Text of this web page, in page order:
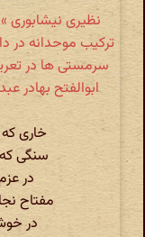
ترکیب موحدانه در
سرمستی ها در
ابوالفتح بهادر
خاری
سنگی
در
مفتاح
در